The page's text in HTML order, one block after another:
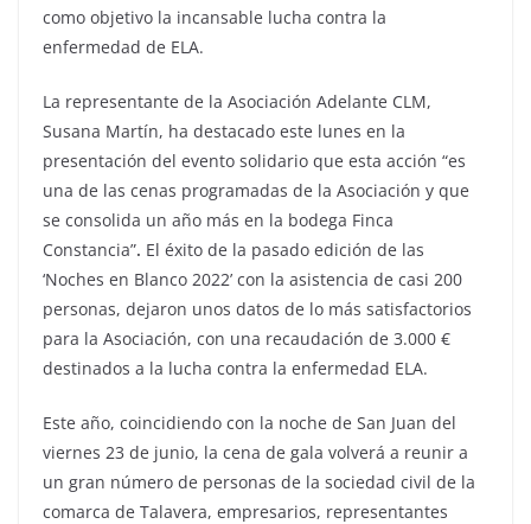
como objetivo la incansable lucha contra la
enfermedad de ELA.
La representante de la Asociación Adelante CLM,
Susana Martín, ha destacado este lunes en la
presentación del evento solidario que esta acción “es
una de las cenas programadas de la Asociación y que
se consolida un año más en la bodega Finca
Constancia”. El éxito de la pasado edición de las
‘Noches en Blanco 2022’ con la asistencia de casi 200
personas, dejaron unos datos de lo más satisfactorios
para la Asociación, con una recaudación de 3.000 €
destinados a la lucha contra la enfermedad ELA.
Este año, coincidiendo con la noche de San Juan del
viernes 23 de junio, la cena de gala volverá a reunir a
un gran número de personas de la sociedad civil de la
comarca de Talavera, empresarios, representantes